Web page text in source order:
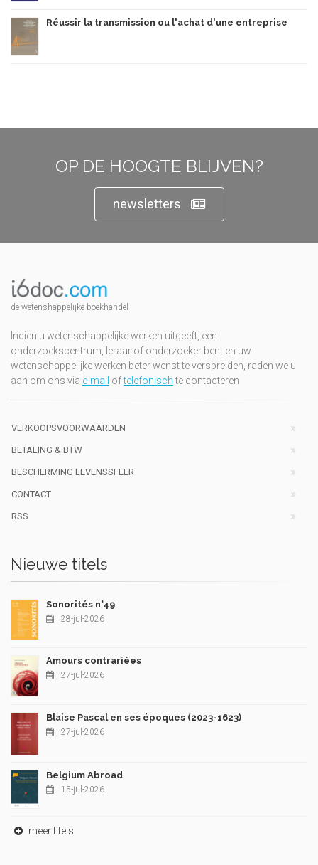
Réussir la transmission ou l'achat d'une entreprise
OP DE HOOGTE BLIJVEN?
newsletters
de wetenshappelijke boekhandel
Indien u wetenschappelijke werken uitgeeft, een
onderzoekscentrum, leraar of onderzoeker bent en uw
wetenschappelijke werken beter wenst te verspreiden, raden we u
aan om ons via e-mail oftelefonischte contacteren
VERKOOPSVOORWAARDEN
BETALING & BTW
BESCHERMING LEVENSSFEER
CONTACT
RSS
Nieuwe titels
Sonorités n°49
28-jul-2026
Amours contrariées
27-jul-2026
Blaise Pascal en ses époques (2023-1623)
27-jul-2026
Belgium Abroad
15-jul-2026
meer titels